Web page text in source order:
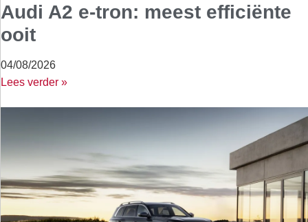
Audi A2 e-tron: meest efficiënte
ooit
04/08/2026
Lees verder »